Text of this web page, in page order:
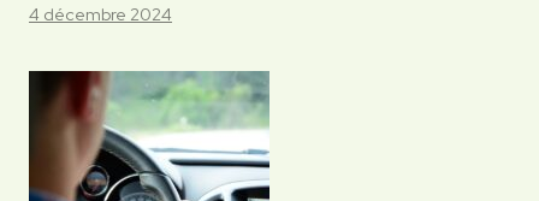
4 décembre 2024